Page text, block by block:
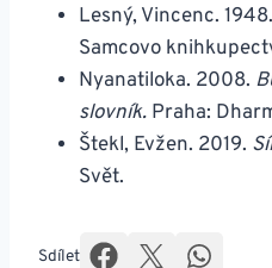
Lesný, Vincenc. 1948.
Samcovo
Nyanatiloka. 2008.
slovník. Praha:
Štekl, Evžen. 2019.
Svět.
Sdílet